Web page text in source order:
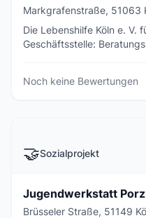
Markgrafenstraße, 51063
Die Lebenshilfe Köln e. V.
Geschäftsstelle:
Noch keine Bewertungen
🤝Sozialprojekt
Jugendwerkstatt Porz
Brüsseler Straße, 51149